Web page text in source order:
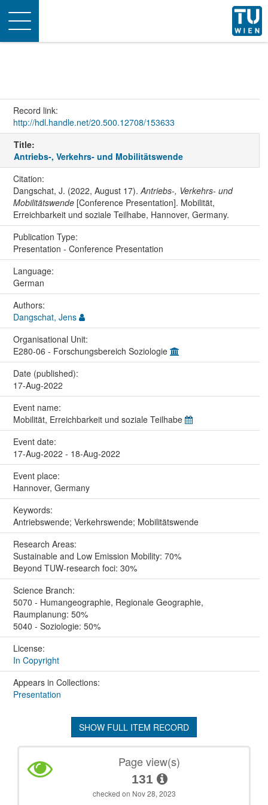
Toggle
navigation
Record link:
http://hdl.handle.net/20.500.12708/153633
Title:
Antriebs-, Verkehrs- und Mobilitätswende
Citation:
Dangschat, J. (2022, August 17). Antriebs-, Verkehrs- und
Mobilitätswende[Conference Presentation]. Mobilität,
Erreichbarkeit und soziale Teilhabe, Hannover, Germany.
Publication Type:
Presentation - Conference Presentation
Language:
German
Authors:
Dangschat, Jens
Organisational Unit:
E280-06 - Forschungsbereich Soziologie
Date (published):
17-Aug-2022
Event name:
Mobilität, Erreichbarkeit und soziale Teilhabe
Event date:
17-Aug-2022 - 18-Aug-2022
Event place:
Hannover, Germany
Keywords:
Antriebswende; Verkehrswende; Mobilitätswende
Research Areas:
Sustainable and Low Emission Mobility: 70%
Beyond TUW-research foci: 30%
Science Branch:
5070 - Humangeographie, Regionale Geographie,
Raumplanung: 50%
5040 - Soziologie: 50%
License:
In Copyright
Appears in Collections:
Presentation
SHOW FULL ITEM RECORD
Page view(s)
131
checked on Nov 28, 2023